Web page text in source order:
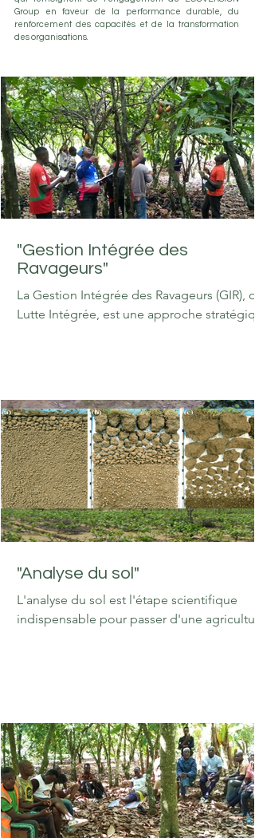
Group en faveur de la performance durable, du
renforcement des capacités et de la transformation
des organisations.
"Gestion Intégrée des
Ravageurs"
La Gestion Intégrée des Ravageurs (GIR),
Lutte Intégrée, est une approche
pour plusieurs raisons majeures : 1.
Protection de la santé et de
Réduction de la toxicité : Elle limite
l'exposition des producteurs et des
consommateurs aux résidus chimiques
dangereux. Préservation de la biodivers
"Analyse du sol"
L'analyse du sol est l'étape scientifique
indispensable pour passer d'une
dont la plante a besoin. On évite ainsi le
gaspillage de produits coûteux.
les rendements (Productivité) : Elle révèle
carences (manque d'azote, de phosphore,
de potassium